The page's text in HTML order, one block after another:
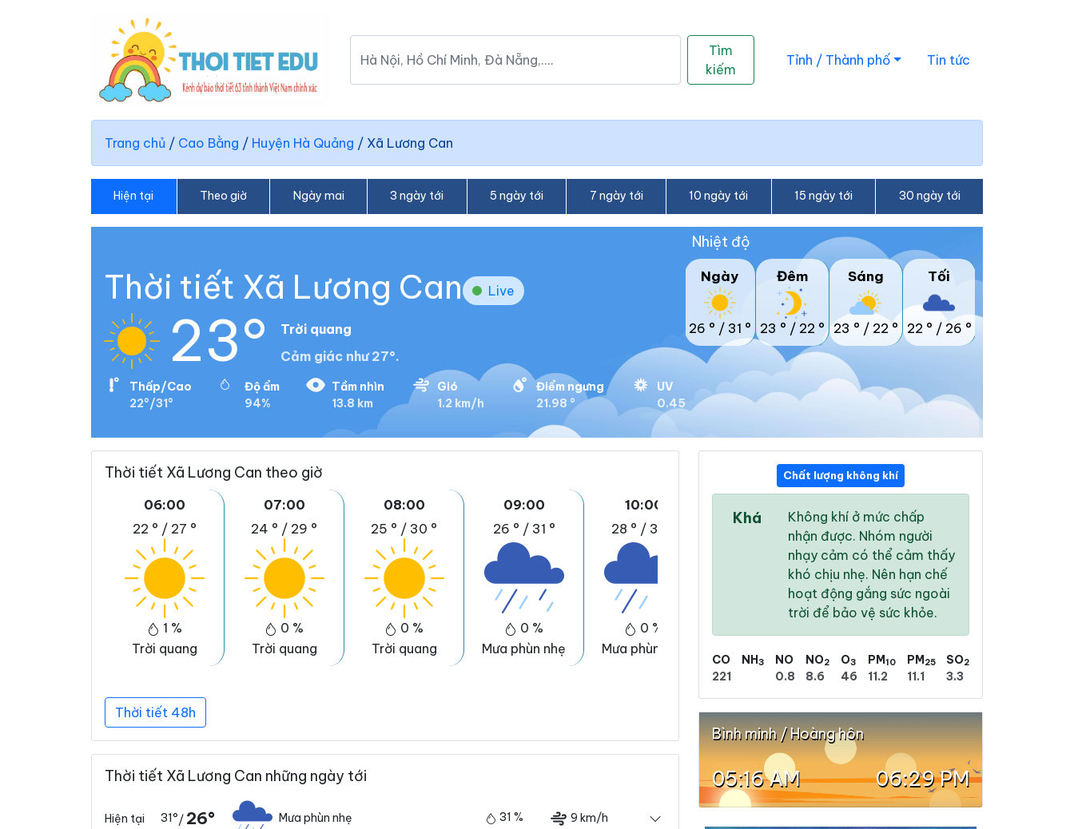
Tìm
kiếm
Tỉnh / Thành phố Tin tức
Trang chủ / Cao Bằng / Huyện Hà Quảng / Xã Lương Can
Hiện tại Theo giờ Ngày mai 3 ngày tới 5 ngày tới 7 ngày tới 10 ngày tới 15 ngày tới 30 ngày tới
Thời tiết Xã Lương Can Live
23°
Trời quang
Cảm giác như 27°.
Thấp/Cao
22°/31°
Độ ẩm
94%
Tầm nhìn
13.8 km
Gió
1.2 km/h
Điểm ngưng
21.98 °
UV
0.45
Nhiệt độ
Ngày
26 ° / 31 °
Đêm
23 ° / 22 °
Sáng
23 ° / 22 °
Tối
22 ° / 26 °
Thời tiết Xã Lương Can theo giờ
06:00
22 ° / 27 °
1 %
Trời quang
07:00
24 ° / 29 °
0 %
Trời quang
08:00
25 ° / 30 °
0 %
Trời quang
09:00
26 ° / 31 °
0 %
Mưa phùn nhẹ
10:00
28 ° / 33 °
0 %
Mưa phùn nhẹ
29 °/ 35 °
30 ° /
Thời tiết 48h
Thời tiết Xã Lương Can những ngày tới
Hiện tại 31°/ 26° Mưa phùn nhẹ 31 % 9 km/h
Chất lượng không khí
Khá
Không khí ở mức chấp
nhận được. Nhóm người
nhạy cảm có thể cảm thấy
khó chịu nhẹ. Nên hạn chế
hoạt động gắng sức ngoài
trời để bảo vệ sức khỏe.
CO
221
NH3
NO
0.8
NO2
8.6
O3
46
PM10
11.2
PM25
11.1
SO2
3.3
Bình minh / Hoàng hôn
05:16 AM 06:29 PM